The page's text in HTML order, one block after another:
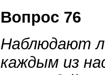
Вопрос 76
Наблюдают
каждым из